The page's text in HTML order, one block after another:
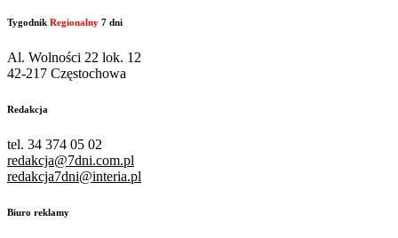
Tygodnik Regionalny 7 dni
Al. Wolności 22 lok. 12
42-217 Częstochowa
Redakcja
tel. 34 374 05 02
redakcja@7dni.com.pl
redakcja7dni@interia.pl
Biuro reklamy